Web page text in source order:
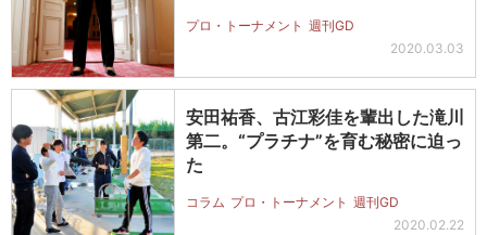
プロ・トーナメント 週刊GD
2020.03.03
安田祐香、古江彩佳を輩出した滝川
第二。“プラチナ”を育む秘密に迫っ
た
コラム プロ・トーナメント 週刊GD
2020.02.22